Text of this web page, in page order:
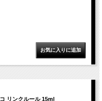
リンクルール 15ml